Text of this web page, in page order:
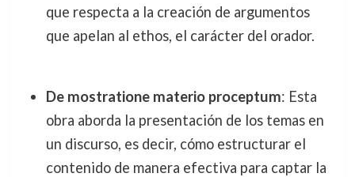
que respecta a la creación de argumentos
que apelan al ethos, el carácter del orador.
De mostratione materio proceptum: Esta
obra aborda la presentación de los temas en
un discurso, es decir, cómo estructurar el
contenido de manera efectiva para captar la